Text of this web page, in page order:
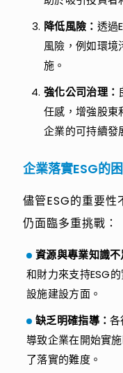
降低風險： 透過
風險，例如環境
施。
強化公司治理：
任感，增強股東
企業的可持續發
企業落實ESG的
儘管ESG的重要性
仍面臨多重挑戰：
資源與專業知識不
和財力來支持ESG
設施建設方面。
缺乏明確指導：各
導致企業在開始實
了落實的難度。